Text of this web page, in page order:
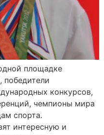
площадке
победители
конкурсов,
чемпионы мира
спорта.
интересную и